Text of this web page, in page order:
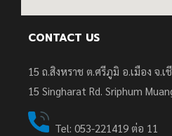
CONTACT US
15 ถ.สิงหราช ต.ศรีภูมิ อ.เมือง จ.เ
15 Singharat Rd. Sriphum
Tel: 053-221419 ต่อ 11